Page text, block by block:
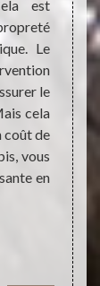
est
Le
le
cela
coût de
vous
en
type
très
de
faire
Si